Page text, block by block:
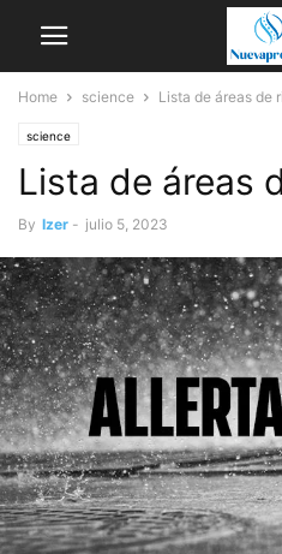
Home science Lista de áreas de
science
Lista de áreas
By Izer - julio 5, 2023